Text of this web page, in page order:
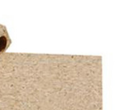
进爱游戏ayx体育
系我们